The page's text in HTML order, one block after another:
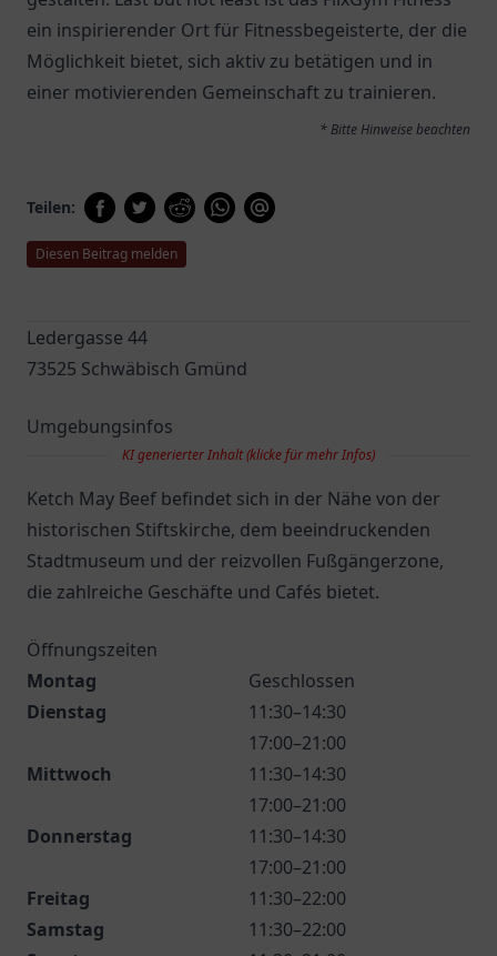
ein inspirierender Ort für Fitnessbegeisterte, der die
Möglichkeit bietet, sich aktiv zu betätigen und in
einer motivierenden Gemeinschaft zu trainieren.
* Bitte Hinweise beachten
Teilen:
Diesen Beitrag melden
Ledergasse 44
73525 Schwäbisch Gmünd
Umgebungsinfos
KI generierter Inhalt (klicke für mehr Infos)
Ketch May Beef befindet sich in der Nähe von der
historischen Stiftskirche, dem beeindruckenden
Stadtmuseum und der reizvollen Fußgängerzone,
die zahlreiche Geschäfte und Cafés bietet.
Öffnungszeiten
Montag
Geschlossen
Dienstag
11:30–14:30
17:00–21:00
Mittwoch
11:30–14:30
17:00–21:00
Donnerstag
11:30–14:30
17:00–21:00
Freitag
11:30–22:00
Samstag
11:30–22:00